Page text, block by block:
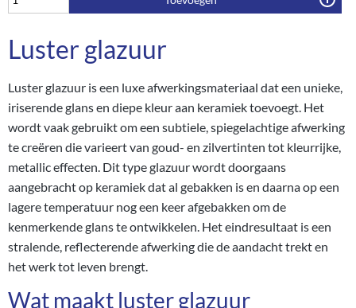
Luster glazuur
Luster glazuur is een luxe afwerkingsmateriaal dat een unieke,
iriserende glans en diepe kleur aan keramiek toevoegt. Het
wordt vaak gebruikt om een subtiele, spiegelachtige afwerking
te creëren die varieert van goud- en zilvertinten tot kleurrijke,
metallic effecten. Dit type glazuur wordt doorgaans
aangebracht op keramiek dat al gebakken is en daarna op een
lagere temperatuur nog een keer afgebakken om de
kenmerkende glans te ontwikkelen. Het eindresultaat is een
stralende, reflecterende afwerking die de aandacht trekt en
het werk tot leven brengt.
Wat maakt luster glazuur